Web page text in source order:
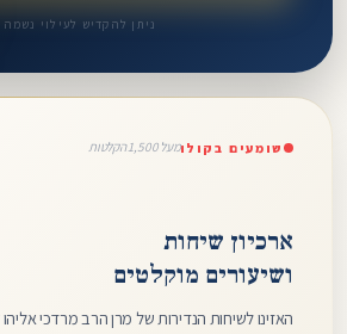
ניתן להקדיש לעילוי נשמה
שומעים בקולומעל 1,500 הקלטות
ארכיון שיחות
ושיעורים מוקלטים
האזינו לשיחות הנדירות של מרן הרב מרדכי